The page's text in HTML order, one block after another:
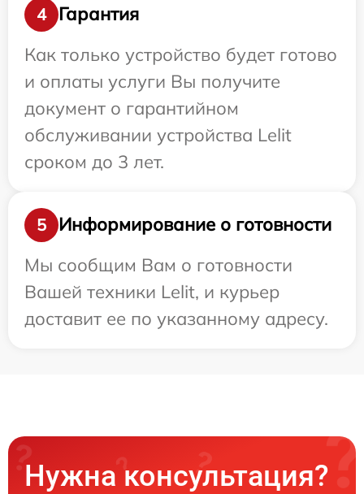
4
Гарантия
Как только устройство будет готово
и оплаты услуги Вы получите
документ о гарантийном
обслуживании устройства Lelit
сроком до 3 лет.
5
Информирование о готовности
Мы сообщим Вам о готовности
Вашей техники Lelit, и курьер
доставит ее по указанному адресу.
Нужна консультация?